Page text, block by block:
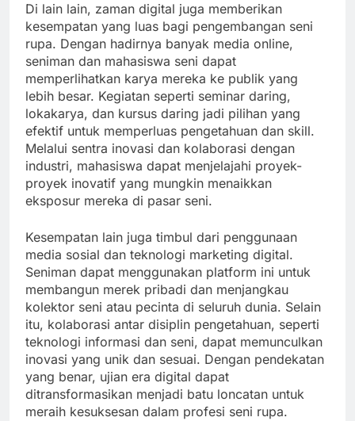
Di lain lain, zaman digital juga memberikan
kesempatan yang luas bagi pengembangan seni
rupa. Dengan hadirnya banyak media online,
seniman dan mahasiswa seni dapat
memperlihatkan karya mereka ke publik yang
lebih besar. Kegiatan seperti seminar daring,
lokakarya, dan kursus daring jadi pilihan yang
efektif untuk memperluas pengetahuan dan skill.
Melalui sentra inovasi dan kolaborasi dengan
industri, mahasiswa dapat menjelajahi proyek-
proyek inovatif yang mungkin menaikkan
eksposur mereka di pasar seni.
Kesempatan lain juga timbul dari penggunaan
media sosial dan teknologi marketing digital.
Seniman dapat menggunakan platform ini untuk
membangun merek pribadi dan menjangkau
kolektor seni atau pecinta di seluruh dunia. Selain
itu, kolaborasi antar disiplin pengetahuan, seperti
teknologi informasi dan seni, dapat memunculkan
inovasi yang unik dan sesuai. Dengan pendekatan
yang benar, ujian era digital dapat
ditransformasikan menjadi batu loncatan untuk
meraih kesuksesan dalam profesi seni rupa.